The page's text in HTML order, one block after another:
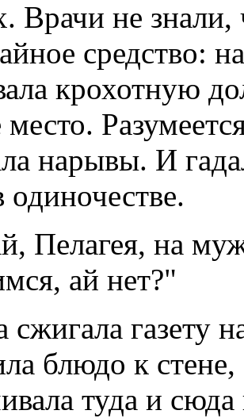
Врачи не
средство:
крохотную
нарывы. И
одиночестве.
Пелагея, на
ай нет?"
сжигала газету
блюдо к
туда и